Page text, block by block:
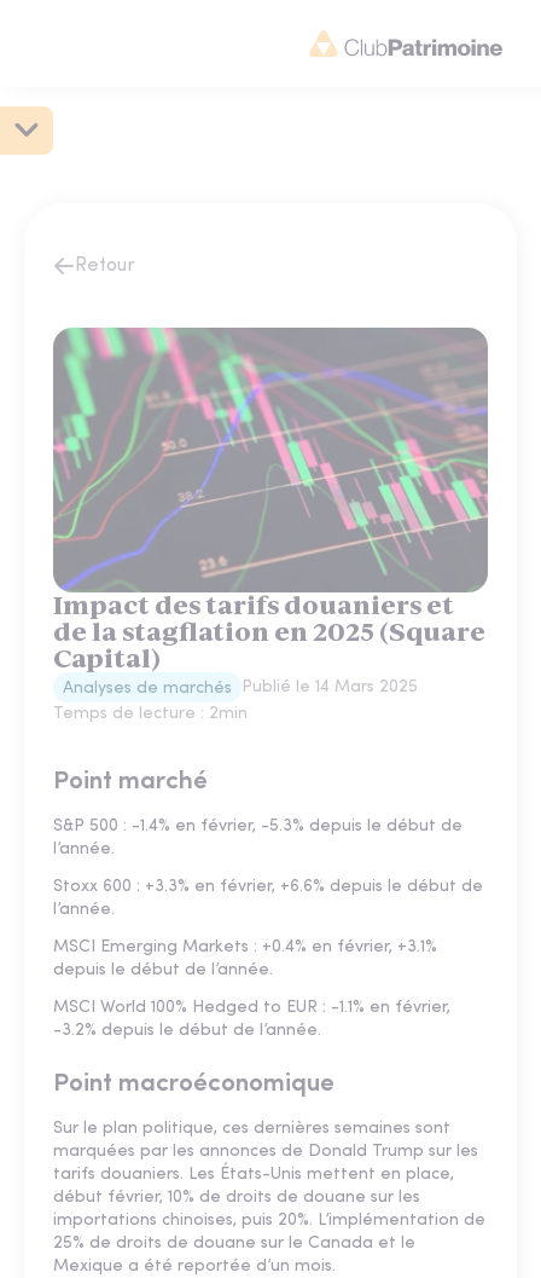
Retour
Impact des tarifs douaniers et
de la stagflation en 2025 (Square
Capital)
Analyses de marchés Publié le 14 Mars 2025
Temps de lecture : 2min
Point marché
S&P 500 : -1.4% en février, -5.3% depuis le début de
l’année.
Stoxx 600 : +3.3% en février, +6.6% depuis le début de
l’année.
MSCI Emerging Markets : +0.4% en février, +3.1%
depuis le début de l’année.
MSCI World 100% Hedged to EUR : -1.1% en février,
-3.2% depuis le début de l’année.
Point macroéconomique
Sur le plan politique, ces dernières semaines sont
marquées par les annonces de Donald Trump sur les
tarifs douaniers. Les États-Unis mettent en place,
début février, 10% de droits de douane sur les
importations chinoises, puis 20%. L’implémentation de
25% de droits de douane sur le Canada et le
Mexique a été reportée d’un mois.